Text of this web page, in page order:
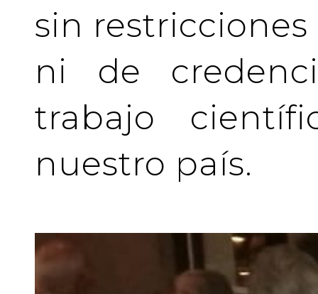
sin
ni de
trabajo
nuestro país.